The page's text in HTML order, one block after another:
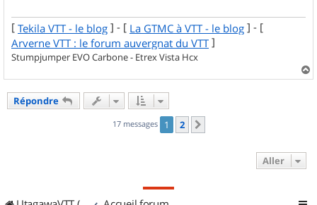
[ Tekila VTT - le blog ] - [ La GTMC à VTT - le blog ] - [
Arverne VTT : le forum auvergnat du VTT ]
Stumpjumper EVO Carbone - Etrex Vista Hcx
a
Répondre
17 messages 1 2
Aller